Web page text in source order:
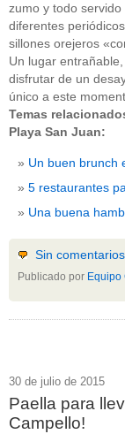
zumo y todo
diferentes
sillones orejeros
Un lugar
disfrutar de un
único a este
Temas
Playa San Juan:
Un buen brunch
5 restaurantes
Una buena
Sin comentarios
Publicado por Equipo
30 de julio de 2015
Paella para
Campello!